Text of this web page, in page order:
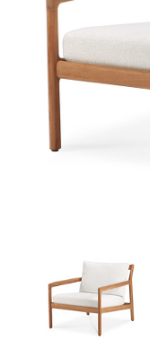
Gus*
Tapis
Vente
Luminaires
LISTE
SOUHAITS